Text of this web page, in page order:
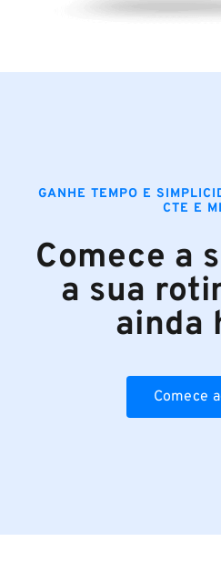
GANHE TEMPO E
CTE E
Comece a
a sua
ainda
Comece